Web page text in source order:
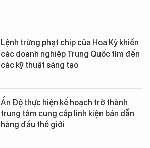
Lệnh trừng phạt chip của Hoa Kỳ khiến
các doanh nghiệp Trung Quốc tìm đến
các kỹ thuật sáng tạo
Ấn Độ thực hiện kế hoạch trở thành
trung tâm cung cấp linh kiện bán dẫn
hàng đầu thế giới